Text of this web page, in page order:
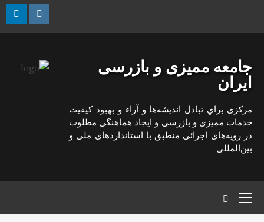
Instagram
جامعه ممیزی و بازرسی
ایران
مركزی براي تبادل انديشه‌ها و آراء و بهبود كيفيت
خدمات مميزی و بازرسی و ايجاد هماهنگی مطلوب
در رويه‌های اجرائی منطبق با استانداردهای ملی و
بين‌المللی